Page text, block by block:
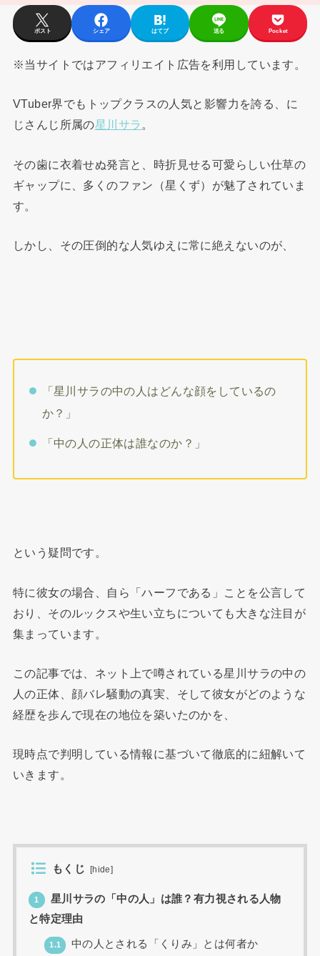
ポスト シェア はてブ 送る Pocket
※当サイトではアフィリエイト広告を利用しています。
VTuber界でもトップクラスの人気と影響力を誇る、に
じさんじ所属の星川サラ 。
その歯に衣着せぬ発言と、時折見せる可愛らしい仕草の
ギャップに、多くのファン（星くず）が魅了されていま
す。
しかし、その圧倒的な人気ゆえに常に絶えないのが、
「星川サラの中の人はどんな顔をしているの
か？」
「中の人の正体は誰なのか？」
という疑問です。
特に彼女の場合、自ら「ハーフである」ことを公言して
おり、そのルックスや生い立ちについても大きな注目が
集まっています。
この記事では、ネット上で噂されている星川サラの中の
人の正体、顔バレ騒動の真実、そして彼女がどのような
経歴を歩んで現在の地位を築いたのかを、
現時点で判明している情報に基づいて徹底的に紐解いて
いきます。
もくじ [hide]
1
星川サラの「中の人」は誰？有力視される人物
と特定理由
1.1 中の人とされる「くりみ」とは何者か